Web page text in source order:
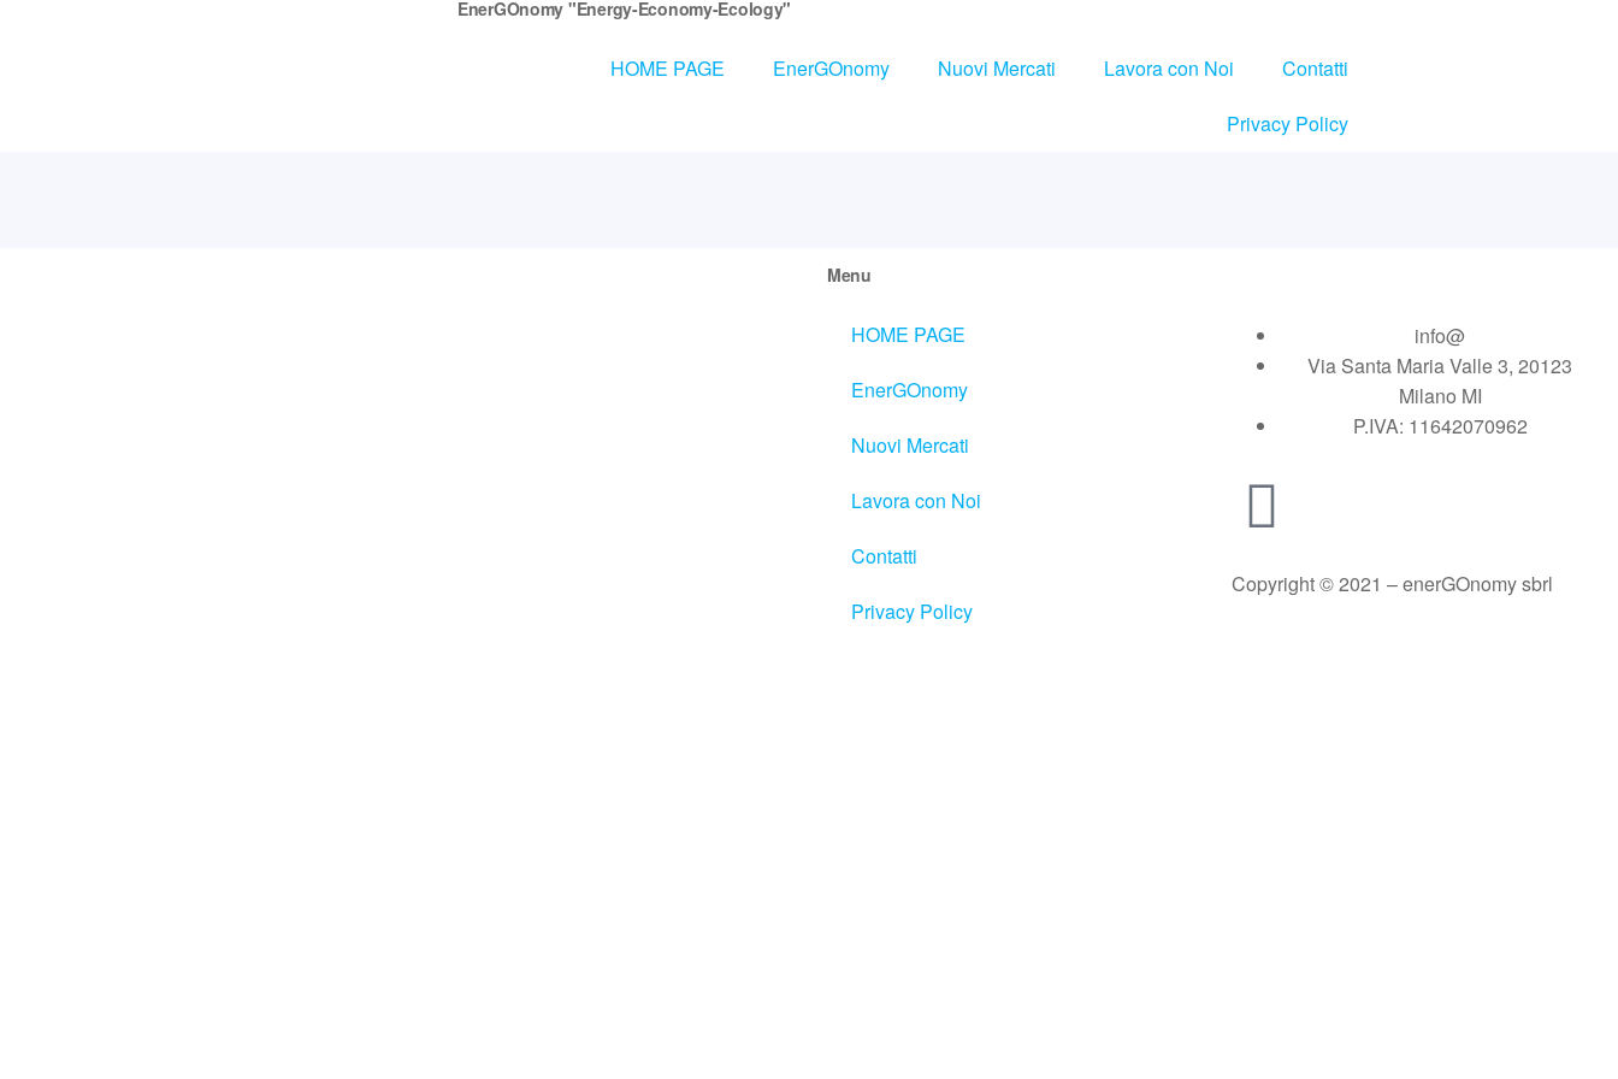
EnerGOnomy "Energy-Economy-Ecology"
HOME PAGE EnerGOnomy Nuovi Mercati Lavora con Noi
Contatti
Privacy Policy
Menu
HOME PAGE
EnerGOnomy
Nuovi Mercati
Lavora con Noi
Contatti
Privacy Policy
info@
Via Santa Maria Valle 3, 20123
Milano MI
P.IVA: 11642070962
Copyright © 2021 – enerGOnomy sbrl